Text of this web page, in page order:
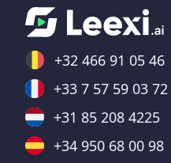
+32 466 91 05 46
+33 7 57 59 03 72
+31 85 208 4225
+34 950 68 00 98